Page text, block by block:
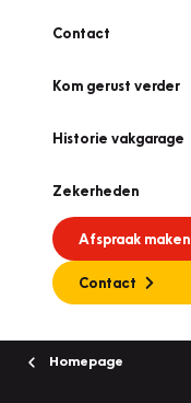
Contact
Kom gerust verder
Historie vakgarage
Zekerheden
Afspraak maken
Contact
Homepage